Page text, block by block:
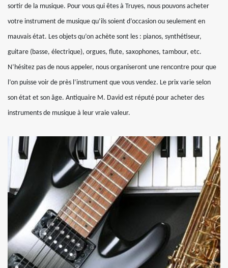
sortir de la musique. Pour vous qui êtes à Truyes, nous pouvons acheter
votre instrument de musique qu’ils soient d’occasion ou seulement en
mauvais état. Les objets qu’on achète sont les : pianos, synthétiseur,
guitare (basse, électrique), orgues, flute, saxophones, tambour, etc.
N’hésitez pas de nous appeler, nous organiseront une rencontre pour que
l’on puisse voir de près l’instrument que vous vendez. Le prix varie selon
son état et son âge. Antiquaire M. David est réputé pour acheter des
instruments de musique à leur vraie valeur.